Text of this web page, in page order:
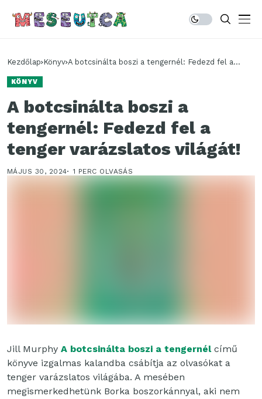
Kezdőlap Könyv A botcsinálta boszi a tengernél: Fedezd fel a
KÖNYV
A botcsinálta boszi a
tengernél: Fedezd fel a
tenger varázslatos világát!
MÁJUS 30, 2024 1 PERC OLVASÁS
Jill Murphy A botcsinálta boszi a tengernélcímű
könyve izgalmas kalandba csábítja az olvasókat a
tenger varázslatos világába. A mesében
megismerkedhetünk Borka boszorkánnyal, aki nem